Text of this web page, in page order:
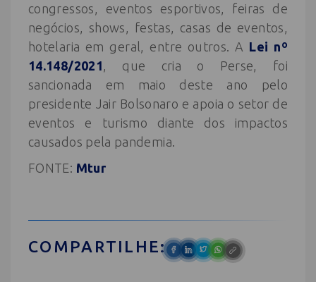
congressos, eventos esportivos, feiras de
negócios, shows, festas, casas de eventos,
hotelaria em geral, entre outros. A Lei nº
14.148/2021 , que cria o Perse, foi
sancionada em maio deste ano pelo
presidente Jair Bolsonaro e apoia o setor de
eventos e turismo diante dos impactos
causados pela pandemia.
FONTE: Mtur
COMPARTILHE: